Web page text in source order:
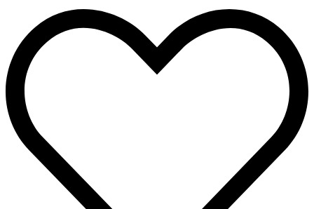
Омск
Павлодар
Ростов
Ростов-на-Дону
Узбекистан
Ульяновск
Ярославль